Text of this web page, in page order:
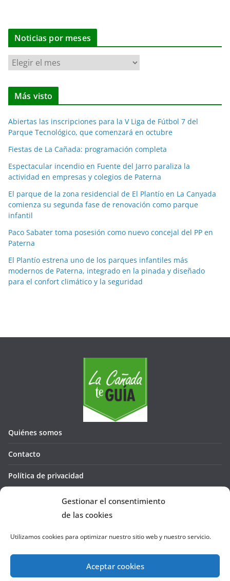
Gestionar el consentimiento
de las cookies
Utilizamos cookies para optimizar nuestro sitio web y nuestro servicio.
Aceptar cookies
Noticias por meses
N
o
t
i
a
s
p
o
r
m
e
s
e
Más visto
Abiertas las inscripciones para la V Liga de Fútbol 7 del
Parque Tecnológico, que comenzará en octubre
Fiestas de La Cañada: programación completa
Espectacular incendio en Fuente del Jarro paraliza la
actividad en empresas y colegios de Paterna
El parque de la zona residencial de El Plantío en La Canyada
comienza su segunda fase de renovación como parque
infantil
Paco Sabater toma posesión como nuevo concejal del PP en
Paterna
El Plantío estrena uno de los parques infantiles más
modernos de Paterna, integrado en la pinada y diseñado
para el confort climático y la seguridad
Quiénes somos
Contacto
Política de privacidad
Política de cookies (UE)